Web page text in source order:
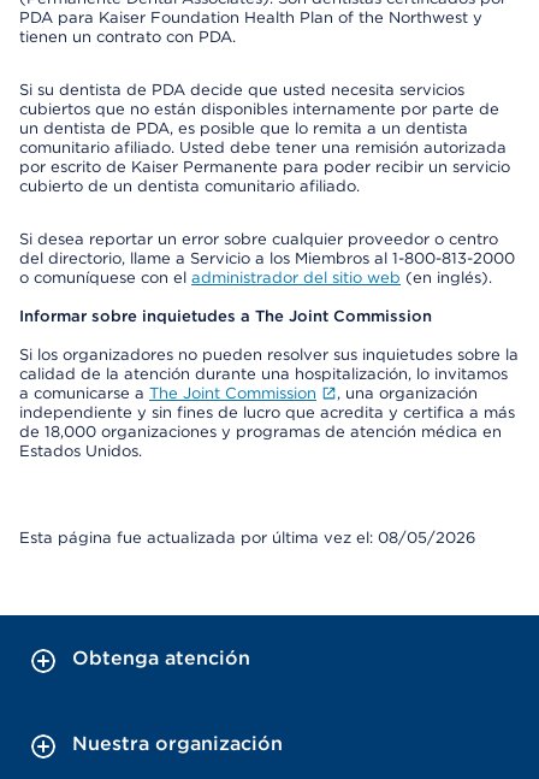
PDA para Kaiser Foundation Health Plan of the Northwest y
tienen un contrato con PDA.
Si su dentista de PDA decide que usted necesita servicios
cubiertos que no están disponibles internamente por parte de
un dentista de PDA, es posible que lo remita a un dentista
comunitario afiliado. Usted debe tener una remisión autorizada
por escrito de Kaiser Permanente para poder recibir un servicio
cubierto de un dentista comunitario afiliado.
Si desea reportar un error sobre cualquier proveedor o centro
del directorio, llame a Servicio a los Miembros al 1-800-813-2000
o comuníquese con el administrador del sitio web (en inglés).
Informar sobre inquietudes a The Joint Commission
Si los organizadores no pueden resolver sus inquietudes sobre la
calidad de la atención durante una hospitalización, lo invitamos
a comunicarse a The Joint Commission
, una organización
independiente y sin fines de lucro que acredita y certifica a más
de 18,000 organizaciones y programas de atención médica en
Estados Unidos.
Esta página fue actualizada por última vez el: 08/05/2026
Obtenga atención
Nuestra organización